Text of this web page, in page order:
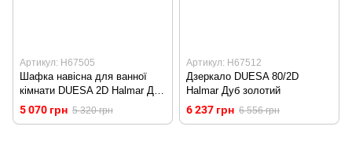
Артикул: H67505
Шафка навісна для ванної
кімнати DUESA 2D Halmar Дуб
золотий/чорнийф
5 070 грн 5 320 грн
Артикул: H67512
Дзеркало DUESA 80/2D
Halmar Дуб золотий
6 237 грн 6 556 грн